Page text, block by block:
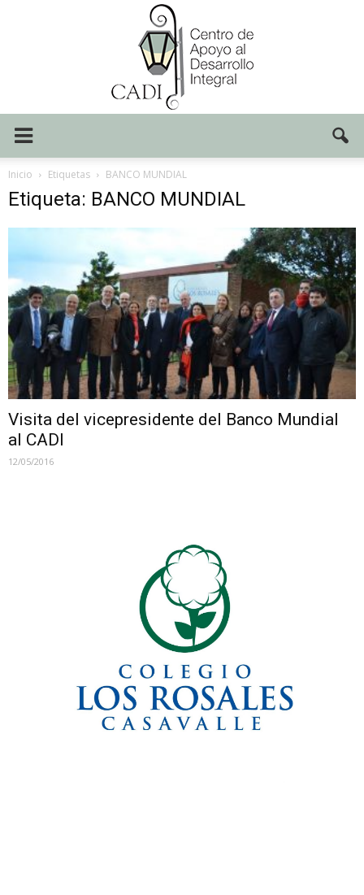
Inicio Etiquetas BANCO MUNDIAL
Etiqueta: BANCO MUNDIAL
Visita del vicepresidente del Banco Mundial
al CADI
12/05/2016